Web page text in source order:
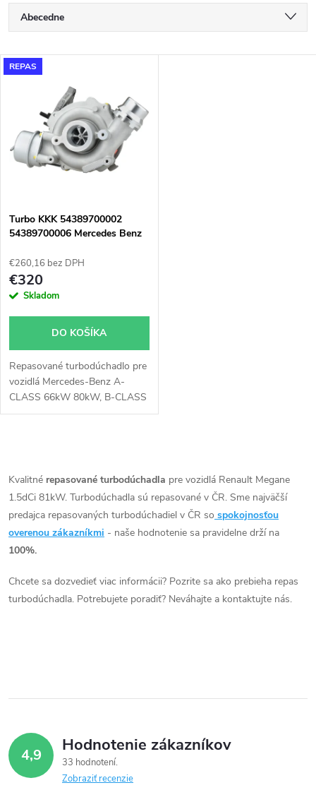
R
a
e
n
e
p
r
d
u
t
o
v
Abecedne
Najdrahšie
Najpredávanejšie
V
p
s
p
r
o
d
u
k
o
v
REPAS
Turbo KKK 54389700002
54389700006 Mercedes Benz
€260,16 bez DPH
€320
Skladom
DO KOŠÍKA
Repasované turbodúchadlo pre
vozidlá Mercedes-Benz A-
CLASS 66kW 80kW, B-CLASS
66kW 80kW, Citan 81kW, CLA
70kW 81kW, Laguna 81kW,
Latitude 81kW, Megane 81kW,
v
l
á
a
r
v
Kvalitné repasované turbodúchadla pre vozidlá Renault Megane
1.5dCi 81kW. Turbodúchadla sú repasované v ČR. Sme najväčší
predajca repasovaných turbodúchadiel v ČR so spokojnosťou
overenou zákazníkmi - naše hodnotenie sa pravidelne drží na
100%.
Chcete sa dozvedieť viac informácii? Pozrite sa ako prebieha repas
turbodúchadla. Potrebujete poradiť? Neváhajte a kontaktujte nás.
4,9 Hodnotenie zákazníkov
33 hodnotení
Zobraziť recenzie